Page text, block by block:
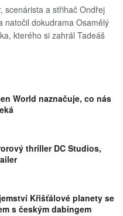
scenárista a střihač Ondřej
natočil dokudrama Osamělý
kterého si zahrál Tadeáš
World naznačuje, co nás
thriller DC Studios,
Křišťálové planety se
s českým dabingem